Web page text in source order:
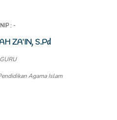
NIP : -
ZA’IN, S.Pd
GURU
Agama Islam